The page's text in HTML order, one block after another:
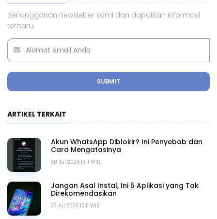
Berlangganan newsletter kami dan dapatkan informasi
terbaru.
SUBMIT
ARTIKEL TERKAIT
30 Jul 2026 16.11 WIB
Akun WhatsApp Diblokir? Ini Penyebab dan
Cara Mengatasinya
27 Jul 2026 10.11 WIB
Jangan Asal Instal, Ini 5 Aplikasi yang Tak
Direkomendasikan